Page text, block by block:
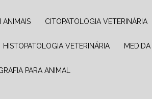
ANIMAIS CITOPATOLOGIA VETERINÁRIA
HISTOPATOLOGIA VETERINÁRIA
PARA ANIMAL